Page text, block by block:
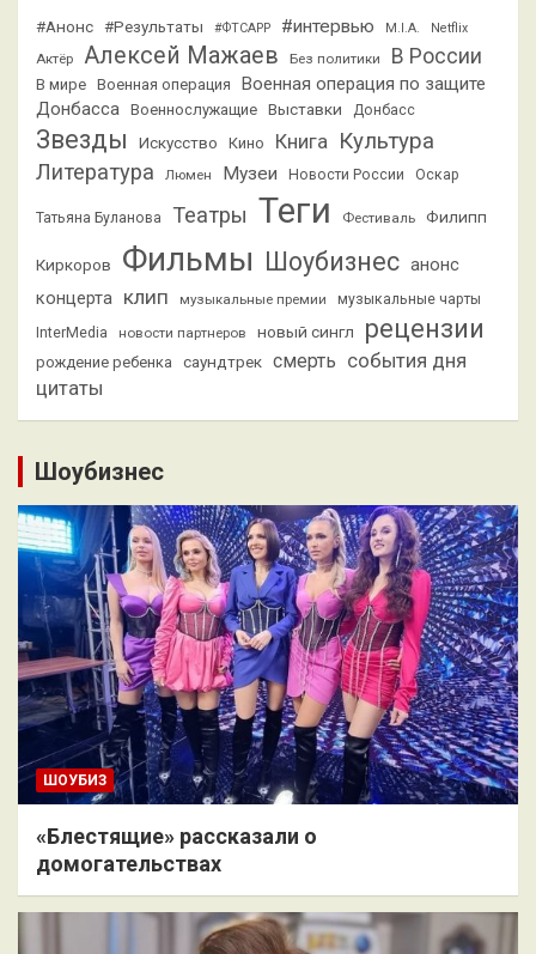
#Анонс #Результаты #ФТСАРР #интервью M.I.A. Netflix
Актёр Алексей Мажаев Без политики В России
В мире Военная операция
Военная операция по защите
Донбасса
Военнослужащие Выставки Донбасс
Звезды Искусство Кино Книга Культура
Литература Люмен Музеи Новости России Оскар
Татьяна Буланова Театры Теги Фестиваль Филипп
Киркоров Фильмы Шоубизнес анонс
концерта
клип музыкальные премии
музыкальные чарты
InterMedia
новости партнеров новый сингл рецензии
рождение ребенка саундтрек смерть события дня
цитаты
Шоубизнес
ШОУБИЗ
«Блестящие» рассказали о
домогательствах